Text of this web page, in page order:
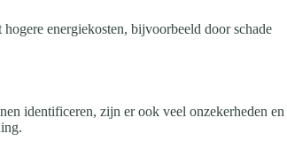
energiekosten, bijvoorbeeld door schade
identificeren, zijn er ook veel onzekerheden en